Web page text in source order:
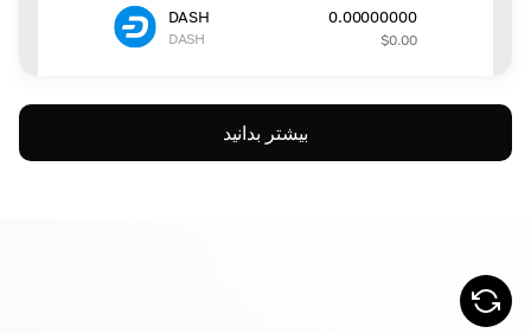
DASH
DASH
0.00000000
$0.00
بیشتر بدانید